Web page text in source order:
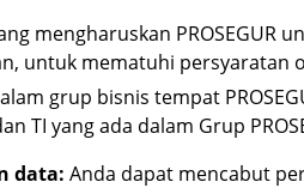
mengharuskan
untuk mematuhi persyaratan
grup bisnis tempat
TI yang ada dalam Grup
data: Anda dapat mencabut